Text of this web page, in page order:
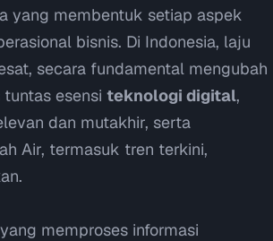
yang membentuk setiap aspek
bisnis. Di Indonesia, laju
secara fundamental mengubah
esensi teknologi digital,
dan mutakhir, serta
Air, termasuk tren terkini,
memproses informasi